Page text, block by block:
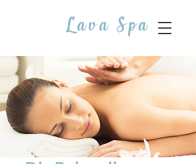
Lava Spa